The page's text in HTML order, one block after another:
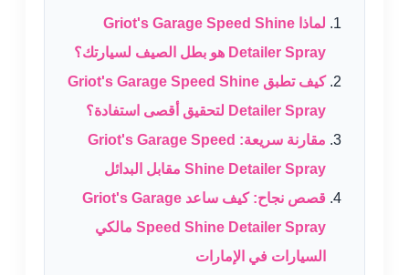
لماذا Griot's Garage Speed Shine
Detailer Spray هو بطل الصيف لسيارتك؟
كيف تطبق Griot's Garage Speed Shine
Detailer Spray لتحقيق أقصى استفادة؟
مقارنة سريعة: Griot's Garage Speed
Shine Detailer Spray مقابل البدائل
قصص نجاح: كيف ساعد Griot's Garage
Speed Shine Detailer Spray مالكي
السيارات في الإمارات